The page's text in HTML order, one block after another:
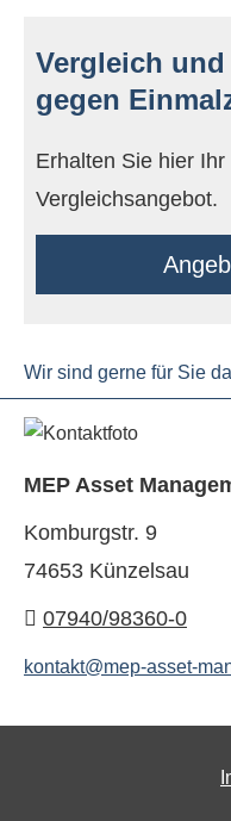
Vergleich
gegen
Erhalten Sie hier
Vergleichsangebot.
Wir sind gerne für Sie
MEP Asset
Komburgstr. 9
74653 Künzelsau
07940/98360-0
kontakt@mep-asset-